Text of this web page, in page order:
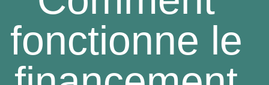
fonctionne le